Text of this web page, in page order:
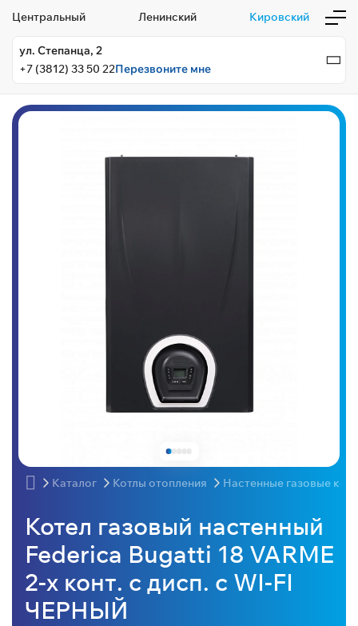
Центральный Ленинский Кировский
ул. Степанца, 2
+7 (3812) 33 50 22Перезвоните мне
Каталог Котлы отопления Настенные газовые
Котел газовый настенный
Federica Bugatti 18 VARME
2-х конт. с дисп. с WI-FI
ЧЕРНЫЙ